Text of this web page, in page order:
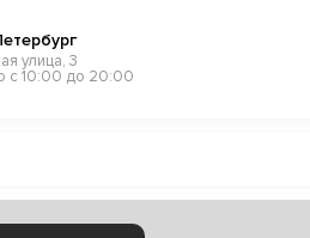
улица, 3
с 10:00 до 20:00